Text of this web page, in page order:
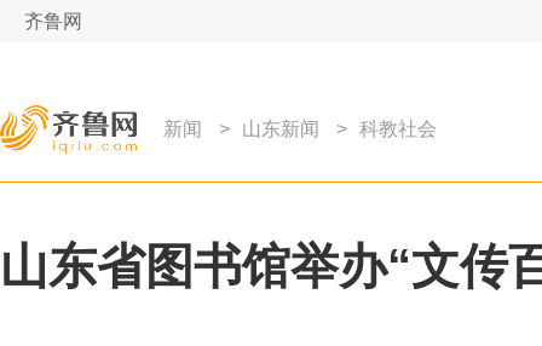
齐鲁网
新闻 > 山东新闻 > 科教社会
山东省图书馆举办“文传